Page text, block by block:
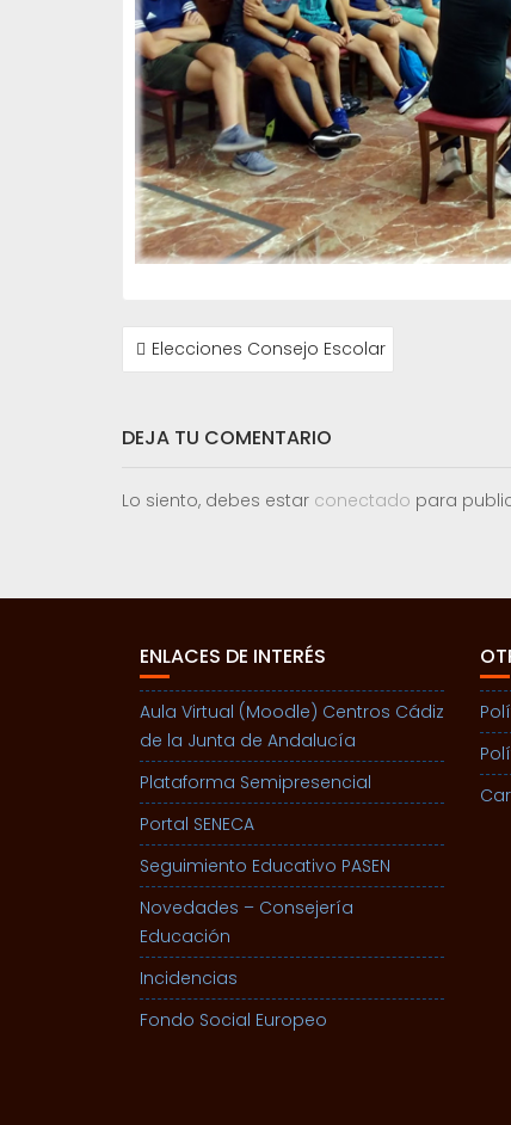
NAVEGACIÓN
DEElecciones Consejo Escolar
DEJA TU COMENTARIO
Lo siento, debes estar conectado para
ENLACES DE INTERÉS
Aula Virtual (Moodle) Centros Cádiz
de la Junta de Andalucía
Plataforma Semipresencial
Portal SENECA
Seguimiento Educativo PASEN
Novedades – Consejería
Educación
Incidencias
Fondo Social Europeo